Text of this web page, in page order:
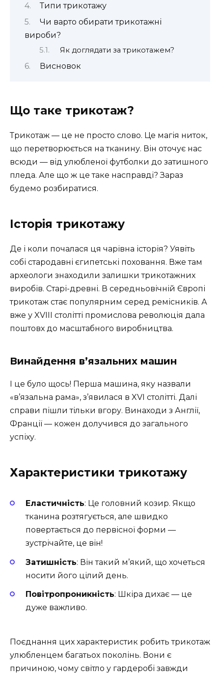
Типи трикотажу
Чи варто обирати трикотажні
вироби?
Як доглядати за трикотажем?
Висновок
Що таке трикотаж?
Трикотаж — це не просто слово. Це магія ниток,
що перетворюється на тканину. Він оточує нас
всюди — від улюбленої футболки до затишного
пледа. Але що ж це таке насправді? Зараз
будемо розбиратися.
Історія трикотажу
Де і коли почалася ця чарівна історія? Уявіть
собі стародавні єгипетські поховання. Вже там
археологи знаходили залишки трикотажних
виробів. Старі-древні. В середньовічній Європі
трикотаж стає популярним серед ремісників. А
вже у XVIII столітті промислова революція дала
поштовх до масштабного виробництва.
Винайдення в’язальних машин
І це було щось! Перша машина, яку назвали
«в’язальна рама», з’явилася в XVI столітті. Далі
справи пішли тільки вгору. Винаходи з Англії,
Франції — кожен долучився до загального
успіху.
Характеристики трикотажу
Еластичність: Це головний козир. Якщо
тканина розтягується, але швидко
повертається до первісної форми —
зустрічайте, це він!
Затишність: Він такий м’який, що хочеться
носити його цілий день.
Повітропроникність: Шкіра дихає — це
дуже важливо.
Поєднання цих характеристик робить трикотаж
улюбленцем багатьох поколінь. Вони є
причиною, чому світло у гардеробі завжди